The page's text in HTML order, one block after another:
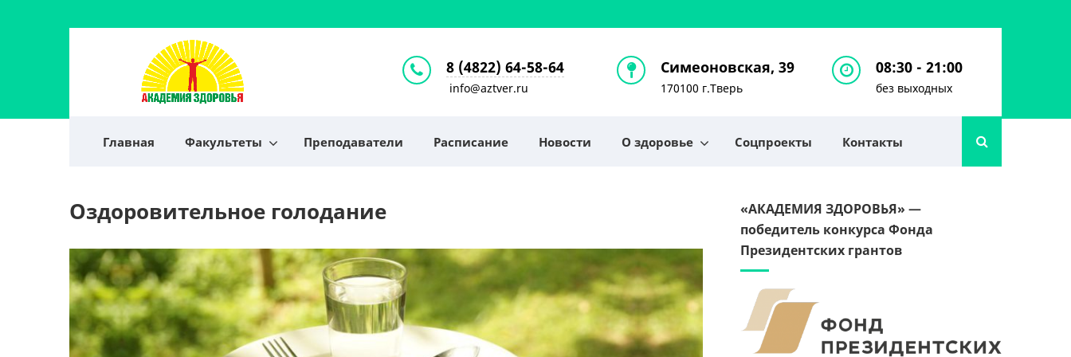
8 (4822) 64-58-64
info@aztver.ru
Симеоновская, 39
170100 г.Тверь
08:30 - 21:00
без выходных
Главная Факультеты Преподаватели Расписание Новости О здоровье Соцпроекты Контакты
Оздоровительное голодание
«АКАДЕМИЯ ЗДОРОВЬЯ» —
победитель конкурса Фонда
Президентских грантов